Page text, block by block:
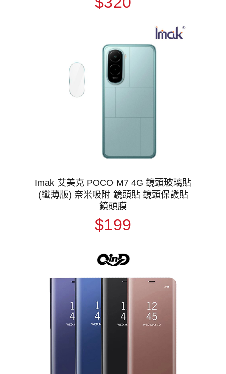
Imak 艾美克 POCO M7 4G 鏡頭玻璃貼
(纖薄版) 奈米吸附 鏡頭貼 鏡頭保護貼
鏡頭膜
$199